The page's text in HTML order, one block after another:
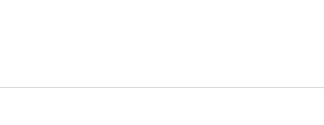
aux 7 Bleus
des tortues sur la
cette région du